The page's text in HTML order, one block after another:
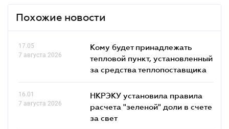
Похожие новости
17.05
7 августа 2026
Кому будет принадлежать
тепловой пункт, установленный
за средства теплопоставщика
16.01
7 августа 2026
НКРЭКУ установила правила
расчета "зеленой" доли в счете
за свет